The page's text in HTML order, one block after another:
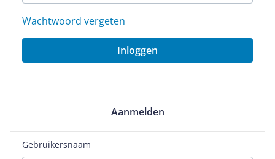
Wachtwoord vergeten
Inloggen
Aanmelden
Gebruikersnaam